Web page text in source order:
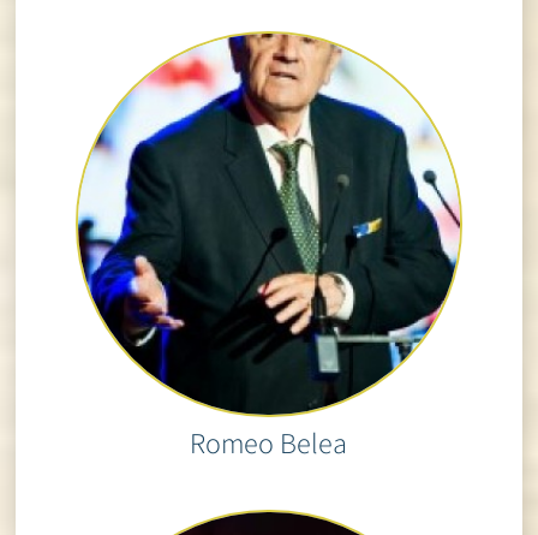
Romeo Belea